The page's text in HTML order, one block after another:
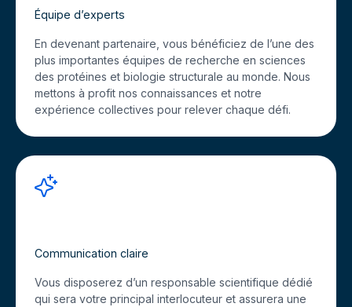
Équipe d’experts
En devenant partenaire, vous bénéficiez de l’une des
plus importantes équipes de recherche en sciences
des protéines et biologie structurale au monde. Nous
mettons à profit nos connaissances et notre
expérience collectives pour relever chaque défi.
Communication claire
Vous disposerez d’un responsable scientifique dédié
qui sera votre principal interlocuteur et assurera une